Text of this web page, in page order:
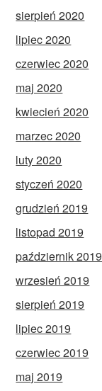
sierpień 2020
lipiec 2020
czerwiec 2020
maj 2020
kwiecień 2020
marzec 2020
luty 2020
styczeń 2020
grudzień 2019
listopad 2019
październik 2019
wrzesień 2019
sierpień 2019
lipiec 2019
czerwiec 2019
maj 2019